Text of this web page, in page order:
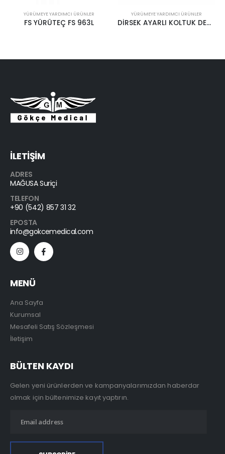
YÜRÜMEYE YARDIMCI ÜRÜNLER YÜRÜMEYE YARDIMCI ÜRÜNLER
FS YÜRÜTEÇ FS 919L
İLETİŞİM
ADRES
MAĞUSA Suriçi
TELEFON
+90 (542) 857 31 32
EPOSTA
info@gokcemedical.com
MENÜ
Ana Sayfa
Kurumsal
Mesafeli Satış Sözleşmesi
İletişim
BÜLTEN KAYDI
Gelen yeni ürünlerden ve kampanyalarımızdan haberdar
olmak için bültenimize kayıt yaptırın.